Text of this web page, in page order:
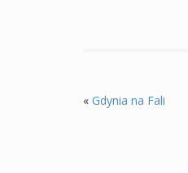
« Gdynia na Fali